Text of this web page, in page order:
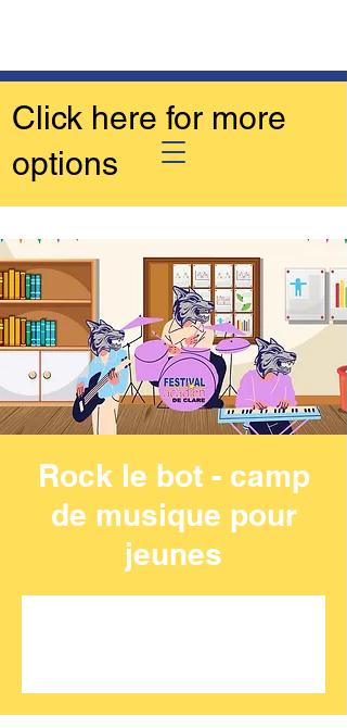
Click here for more
options
Rock le bot - camp
de musique pour
jeunes